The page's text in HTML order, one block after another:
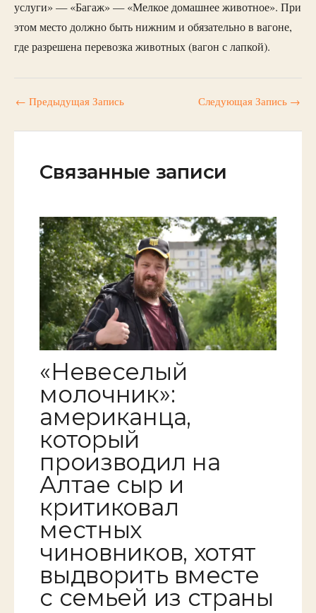
услуги» — «Багаж» — «Мелкое домашнее животное». При
этом место должно быть нижним и обязательно в вагоне,
где разрешена перевозка животных (вагон с лапкой).
← Предыдущая Запись Следующая Запись →
Связанные записи
«Невеселый
молочник»:
американца,
который
производил на
Алтае сыр и
критиковал
местных
чиновников, хотят
выдворить вместе
с семьей из страны